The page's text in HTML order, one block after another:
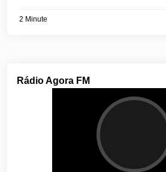
2 Minute
Rádio Agora FM